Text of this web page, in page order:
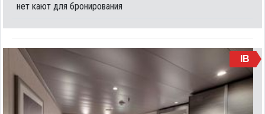
нет кают для бронирования
IB